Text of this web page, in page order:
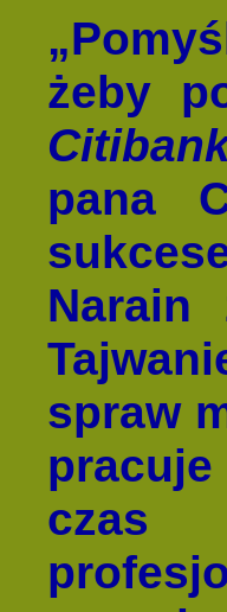
żeby
pana
spraw
czas